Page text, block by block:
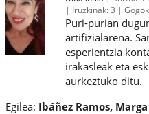
Iruzkinak: 3
Puri-purian
artifizialarena.
esperientzia
irakasleak eta
aurkeztuko ditu.
Egilea: Ibáñez Ramos, Marga